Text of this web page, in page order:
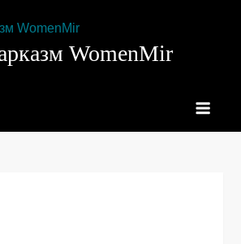
WomenMir